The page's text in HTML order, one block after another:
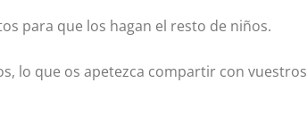
para que los hagan el resto de niños.
lo que os apetezca compartir con vuestros